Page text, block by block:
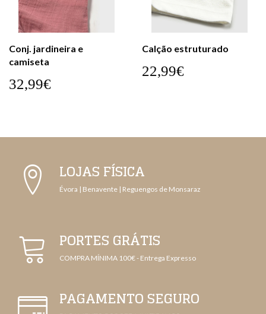
Conj. jardineira e
camiseta
32,99€
Calção estruturado
22,99€
LOJAS FÍSICA
Évora | Benavente | Reguengos de Monsaraz
PORTES GRÁTIS
COMPRA MÍNIMA 100€ - Entrega Expresso
PAGAMENTO SEGURO